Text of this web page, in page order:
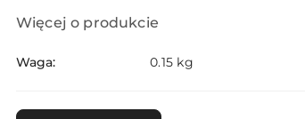
Więcej o produkcie
Waga: 0.15 kg